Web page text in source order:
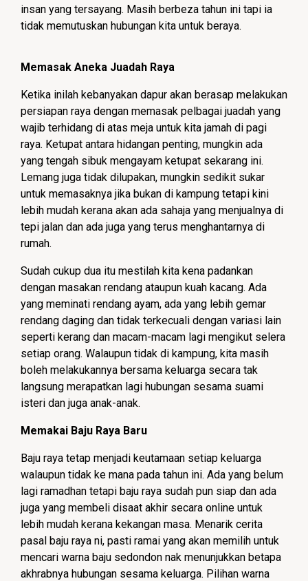
insan yang tersayang. Masih berbeza tahun ini tapi ia
tidak memutuskan hubungan kita untuk beraya.
Memasak Aneka Juadah Raya
Ketika inilah kebanyakan dapur akan berasap melakukan
persiapan raya dengan memasak pelbagai juadah yang
wajib terhidang di atas meja untuk kita jamah di pagi
raya. Ketupat antara hidangan penting, mungkin ada
yang tengah sibuk mengayam ketupat sekarang ini.
Lemang juga tidak dilupakan, mungkin sedikit sukar
untuk memasaknya jika bukan di kampung tetapi kini
lebih mudah kerana akan ada sahaja yang menjualnya di
tepi jalan dan ada juga yang terus menghantarnya di
rumah.
Sudah cukup dua itu mestilah kita kena padankan
dengan masakan rendang ataupun kuah kacang. Ada
yang meminati rendang ayam, ada yang lebih gemar
rendang daging dan tidak terkecuali dengan variasi lain
seperti kerang dan macam-macam lagi mengikut selera
setiap orang. Walaupun tidak di kampung, kita masih
boleh melakukannya bersama keluarga secara tak
langsung merapatkan lagi hubungan sesama suami
isteri dan juga anak-anak.
Memakai Baju Raya Baru
Baju raya tetap menjadi keutamaan setiap keluarga
walaupun tidak ke mana pada tahun ini. Ada yang belum
lagi ramadhan tetapi baju raya sudah pun siap dan ada
juga yang membeli disaat akhir secara online untuk
lebih mudah kerana kekangan masa. Menarik cerita
pasal baju raya ni, pasti ramai yang akan memilih untuk
mencari warna baju sedondon nak menunjukkan betapa
akhrabnya hubungan sesama keluarga. Pilihan warna